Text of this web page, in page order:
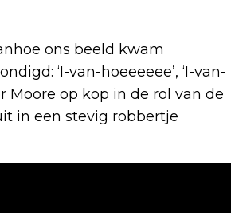
ons beeld kwam
‘I-van-hoeeeeee’, ‘I-van-
Moore op kop in de rol van de
in een stevig robbertje